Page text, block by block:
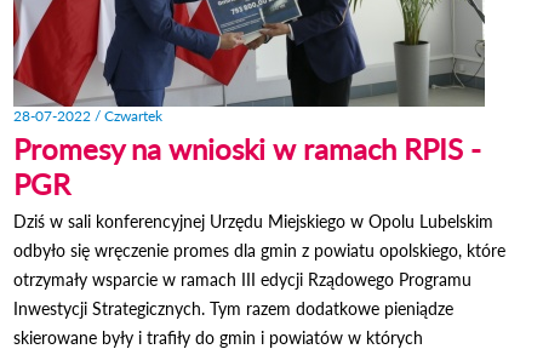
28-07-2022 / Czwartek
Promesy na wnioski w ramach RPIS -
PGR
Dziś w sali konferencyjnej Urzędu Miejskiego w Opolu Lubelskim
odbyło się wręczenie promes dla gmin z powiatu opolskiego, które
otrzymały wsparcie w ramach III edycji Rządowego Programu
Inwestycji Strategicznych. Tym razem dodatkowe pieniądze
skierowane były i trafiły do gmin i powiatów w których